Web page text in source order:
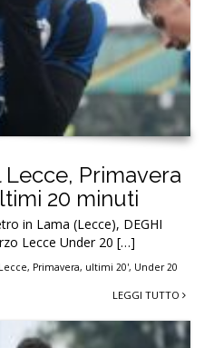
Primavera
20 minuti
in Lama (Lecce), DEGHI
Lecce Under 20 […]
Lecce, Primavera, ultimi 20', Under 20
LEGGI TUTTO